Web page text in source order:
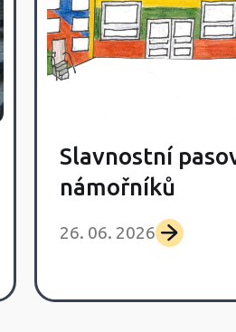
Slavnostní
námořníků
26. 06. 2026